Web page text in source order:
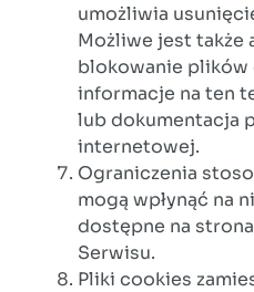
umożliwia
Możliwe jest także
blokowanie plików
informacje na ten
lub dokumentacja
internetowej.
Ograniczenia
mogą wpłynąć na
dostępne na
Serwisu.
Pliki cookies